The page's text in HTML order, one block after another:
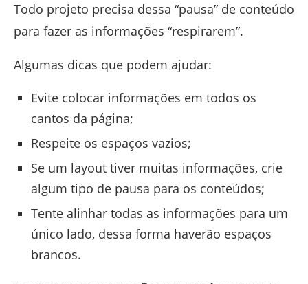
Todo projeto precisa dessa “pausa” de conteúdo
para fazer as informações “respirarem”.
Algumas dicas que podem ajudar:
Evite colocar informações em todos os
cantos da página;
Respeite os espaços vazios;
Se um layout tiver muitas informações, crie
algum tipo de pausa para os conteúdos;
Tente alinhar todas as informações para um
único lado, dessa forma haverão espaços
brancos.